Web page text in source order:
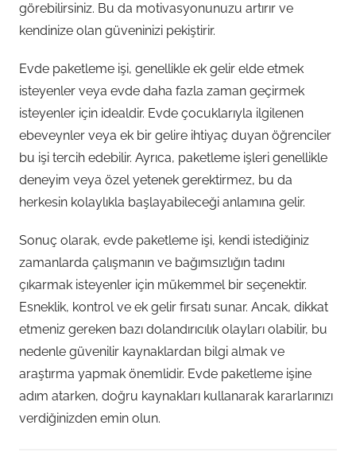
görebilirsiniz. Bu da motivasyonunuzu artırır ve
kendinize olan güveninizi pekiştirir.
Evde paketleme işi, genellikle ek gelir elde etmek
isteyenler veya evde daha fazla zaman geçirmek
isteyenler için idealdir. Evde çocuklarıyla ilgilenen
ebeveynler veya ek bir gelire ihtiyaç duyan öğrenciler
bu işi tercih edebilir. Ayrıca, paketleme işleri genellikle
deneyim veya özel yetenek gerektirmez, bu da
herkesin kolaylıkla başlayabileceği anlamına gelir.
Sonuç olarak, evde paketleme işi, kendi istediğiniz
zamanlarda çalışmanın ve bağımsızlığın tadını
çıkarmak isteyenler için mükemmel bir seçenektir.
Esneklik, kontrol ve ek gelir fırsatı sunar. Ancak, dikkat
etmeniz gereken bazı dolandırıcılık olayları olabilir, bu
nedenle güvenilir kaynaklardan bilgi almak ve
araştırma yapmak önemlidir. Evde paketleme işine
adım atarken, doğru kaynakları kullanarak kararlarınızı
verdiğinizden emin olun.